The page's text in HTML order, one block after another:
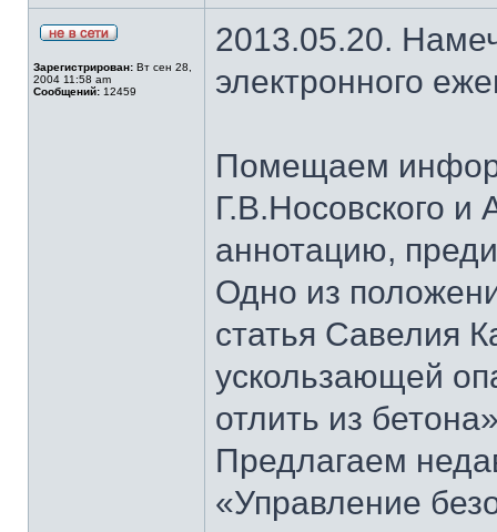
Зарегистрирован: Вт сен 28,
2004 11:58 am
Сообщений: 12459
2013.05.20.
электронного
Помещаем
Г.В.Носовского и
аннотацию,
Одно из
статья Савелия
ускользающей
отлить из
Предлагаем
«Управление